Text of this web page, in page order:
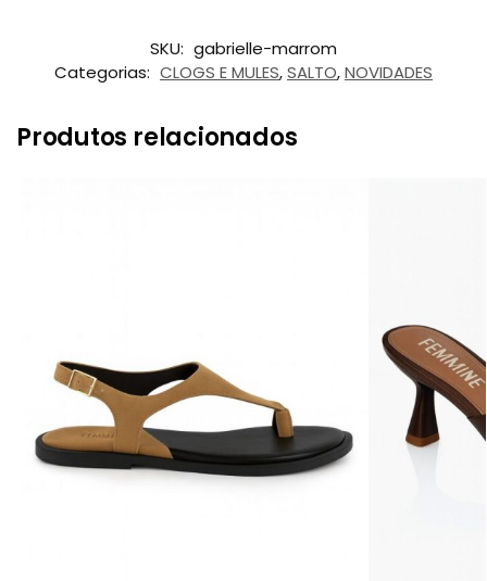
SKU: gabrielle-marrom
Categorias: CLOGS E MULES,SALTO,NOVIDADES
Produtos relacionados